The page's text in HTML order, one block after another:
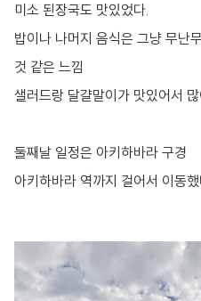
미소 된장국도 맛있었다.
밥이나 나머지 음식은 그냥 무난
것 같은 느낌
샐러드랑 달걀말이가 맛있어서
둘째날 일정은 아키하바라 구경
아키하바라 역까지 걸어서 이동했